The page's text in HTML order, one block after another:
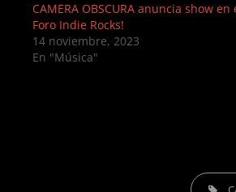
CAMERA OBSCURA anuncia show en
Foro Indie Rocks!
14 noviembre, 2023
En "Música"
TAGS,